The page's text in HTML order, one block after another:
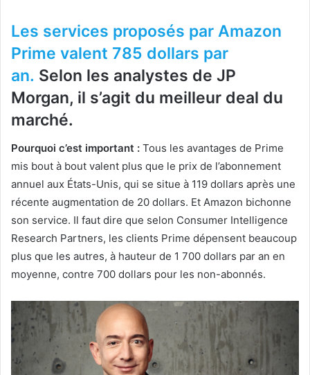
Les services proposés par Amazon
Prime valent 785 dollars par
an. Selon les analystes de JP
Morgan, il s’agit du meilleur deal du
marché.
Pourquoi c’est important : Tous les avantages de Prime
mis bout à bout valent plus que le prix de l’abonnement
annuel aux États-Unis, qui se situe à 119 dollars après une
récente augmentation de 20 dollars. Et Amazon bichonne
son service. Il faut dire que selon Consumer Intelligence
Research Partners, les clients Prime dépensent beaucoup
plus que les autres, à hauteur de 1 700 dollars par an en
moyenne, contre 700 dollars pour les non-abonnés.